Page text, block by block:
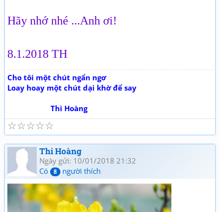
Hãy nhớ nhé ...Anh ơi!
8.1.2018 TH
Cho tôi một chút ngẩn ngơ
Loay hoay một chút dại khờ để say
Thi Hoàng
☆
☆
☆
☆
☆
Thi Hoàng
Ngày gửi: 10/01/2018 21:32
Có
8 người thích